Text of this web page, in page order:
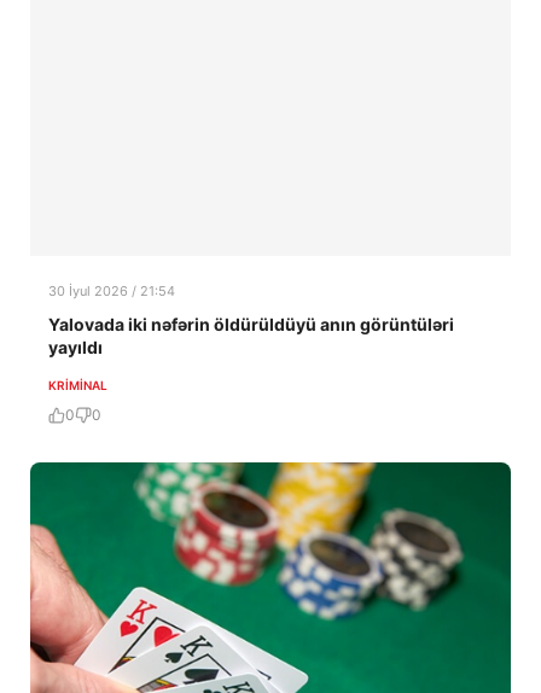
30 İyul 2026 / 21:54
Yalovada iki nəfərin öldürüldüyü anın görüntüləri
yayıldı
KRIMINAL
0 0